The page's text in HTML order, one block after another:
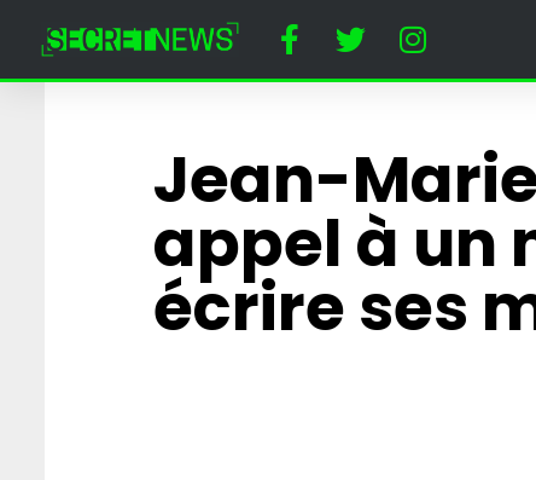
Jean-
appel à un
écrire ses